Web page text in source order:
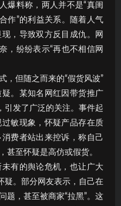
爆料称，两人并不是“真闺
作”的利益关系。随着人气
，导致双方反目成仇。网
，纷纷表示“再也不相信网
，但随之而来的“假货风波”
。某知名网红因带货推广
引发了广泛的关注。事件起
敏现象，怀疑产品存在质
费者站出来控诉，称自己
甚至怀疑是高仿或假货。
有的舆论危机，也让广大
疑。部分网友表示，自己在
题，甚至被商家“拉黑”。这